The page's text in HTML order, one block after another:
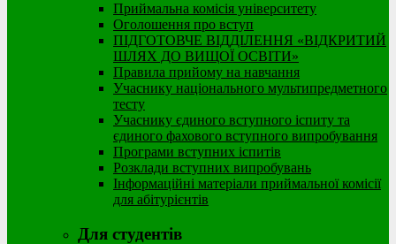
Приймальна комісія університету
Оголошення про вступ
ПІДГОТОВЧЕ ВІДДІЛЕННЯ «ВІДКРИТИЙ
ШЛЯХ ДО ВИЩОЇ ОСВІТИ»
Правила прийому на навчання
Учаснику національного мультипредметного
тесту
Учаснику єдиного вступного іспиту та
єдиного фахового вступного випробування
Програми вступних іспитів
Розклади вступних випробувань
Інформаційні матеріали приймальної комісії
для абітурієнтів
Для студентів